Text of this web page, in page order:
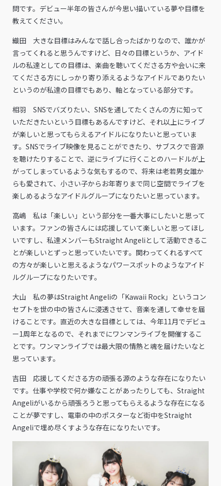
問です。デビュー半年の皆さんが今思い描いている夢や目標を
教えてください。
織田 大きな目標はみんなで話し合ったばかりなので、誰かが
言ってくれると思うんですけど、日々の目標というか、アイド
ルの私達としての目標は、楽曲を聴いてくださる方や会いに来
てくださる方にしっかり寄り添えるようなアイドルでありたい
というのが私達の目標でもあり、軸となっている部分です。
相羽 SNSでバズりたい、SNSを通してたくさんの方に知って
いただきたいという目標もあるんですけど、それ以上にライブ
が楽しいと思ってもらえるアイドルになりたいと思っていま
す。SNSでライブ映像を見ることができたり、サブスクで音源
を聴けたりすることで、逆にライブに行くことのハードルが上
がってしまっているような気もするので、将来は老若男女誰か
らも愛されて、小さい子からお年寄りまで同じ空間でライブを
楽しめるようなアイドルグループになりたいと思っています。
高嶋 私は「楽しい」という部分を一番大事にしたいと思って
います。ファンの皆さんには応援していて楽しいと思ってほし
いですし、私達メンバーもStraight Angeliとして活動できるこ
とが楽しいとずっと思っていたいです。関わってくれるすべて
の方々が楽しいと思えるようなパワースポットのようなアイド
ルグループになりたいです。
大山 私の夢はStraight Angeliの「Kawaii Rock」というコン
セプトを世の中の皆さんに浸透させて、音楽を通して幸せを届
けることです。直近の大きな目標としては、今年11月でデビュ
ー1周年となるので、それまでにワンマンライブを開催するこ
とです。ワンマンライブでは最大限の情熱と魂を届けたいなと
思っています。
吉田 応援してくださる方の頑張る源のような存在になりたい
です。仕事や学校で何か嫌なことがあったりしても、Straight
Angeliがいるから頑張ろうと思ってもらえるような存在になる
ことが夢ですし、電車の中のポスターなど街中をStraight
Angeliで埋め尽くすような存在になりたいです。